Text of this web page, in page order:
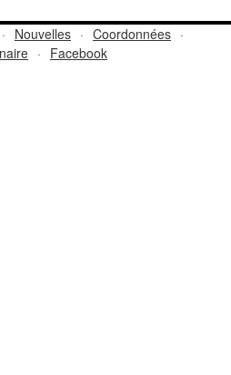
· Nouvelles · Coordonnées ·
· Facebook